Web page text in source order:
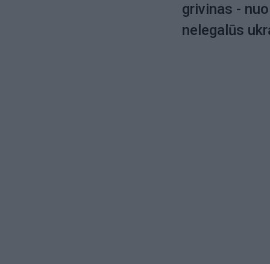
grivinas -
nelegalūs